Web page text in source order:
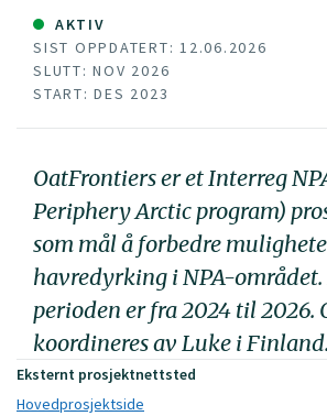
AKTIV
SIST OPPDATERT: 12.06.2026
SLUTT: NOV 2026
START: DES 2023
OatFrontiers er et Interreg
Periphery Arctic program)
som mål å forbedre
havredyrking i NPA-området.
perioden er fra 2024 til 2026.
koordineres av Luke i Finland.
Eksternt prosjektnettsted
Hovedprosjektside